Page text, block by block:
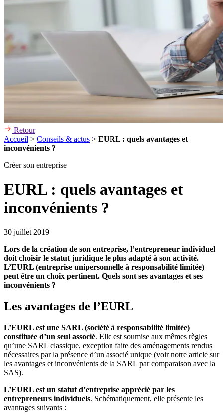
Retour
Accueil > Conseils & actus > EURL : quels avantages et
inconvénients ?
Créer son entreprise
EURL : quels avantages et
inconvénients ?
30 juillet 2019
Lors de la création de son entreprise, l’entrepreneur individuel
doit choisir le statut juridique le plus adapté à son activité.
L’EURL (entreprise unipersonnelle à responsabilité limitée)
peut être un choix pertinent. Quels sont ses avantages et ses
inconvénients ?
Les avantages de l’EURL
L’EURL est une SARL (société à responsabilité limitée)
constituée d’un seul associé. Elle est soumise aux mêmes règles
qu’une SARL classique, exception faite des aménagements rendus
nécessaires par la présence d’un associé unique (voir notre article sur
les avantages et inconvénients de la SARL par comparaison avec la
SAS).
L’EURL est un statut d’entreprise apprécié par les
entrepreneurs individuels. Schématiquement, elle présente les
avantages suivants :